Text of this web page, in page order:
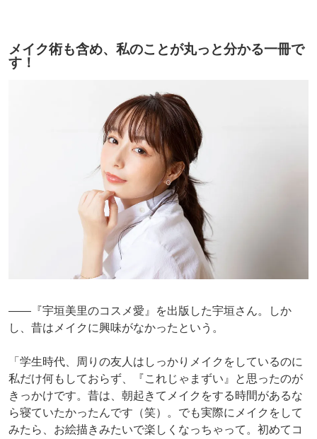
メイク術も含め、私のことが丸っと分かる一冊で
す！
――『宇垣美里のコスメ愛』を出版した宇垣さん。しか
し、昔はメイクに興味がなかったという。
「学生時代、周りの友人はしっかりメイクをしているのに
私だけ何もしておらず、『これじゃまずい』と思ったのが
きっかけです。昔は、朝起きてメイクをする時間があるな
ら寝ていたかったんです（笑）。でも実際にメイクをして
みたら、お絵描きみたいで楽しくなっちゃって。初めてコ